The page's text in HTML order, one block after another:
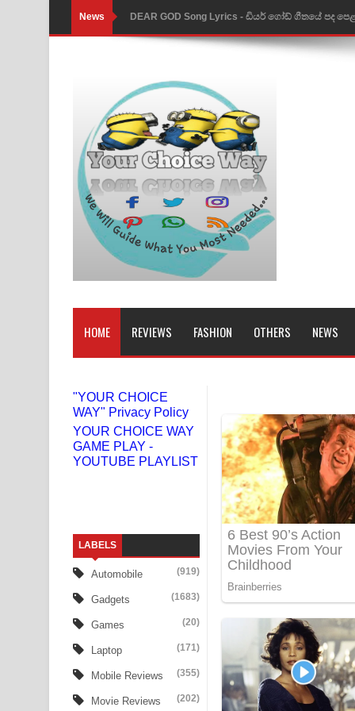
News DEAR GOD Song Lyrics - ඩියර් ගෝඩ් ගීතයේ පද
MANAMALA KATHA Song Lyrics - මනමාල කතා
Dai Dai Lyrics - Shakira, Burna Boy | 2026
Lassana Amma Song Lyrics - ලස්සන අම්මා ගීතයේ
Gemak Deela Song Lyrics - ගේමක් දීලා ගීතයේ පද
Niwuna Numba Hinda Song Lyrics - නිවුනා නුඹ
Numba Dun Aadare Song Lyrics - නුඹ දුන් ආදරේ
Liyamuda Dan Anagathe Song Lyrics - ලියමුද
Doni Song Lyrics - දෝණි ගීතයේ පද පෙළ
UNUHUMA Song Lyrics - උණුහුම ගීතයේ පද පෙළ
Katakara Song Lyrics - කටකාර ගීතයේ පද පෙළ
Tharu Yaye Dilena Song Lyrics - තරු යායේ දිලෙනා
Ow Man Sosa Song Lyrics - ඔව් මං සෝසා ගීතයේ පද
Heavy Weight Song Lyrics
Aye Lanweela Song Lyrics - ආයේ ලංවීලා ගීතයේ පද
Ala purannata Song Lyrics - ආල පුරන්නට ගීතයේ
FEVER DREAM Lyrics - Alex Warren
BTS : Hooligan Lyrics
HOME REVIEWS FASHION OTHERS NEWS
"YOUR CHOICE
WAY" Privacy Policy
YOUR CHOICE WAY
GAME PLAY -
YOUTUBE PLAYLIST
LABELS
Automobile (919)
Gadgets (1683)
Games (20)
Laptop (171)
Mobile Reviews (355)
Movie Reviews (202)